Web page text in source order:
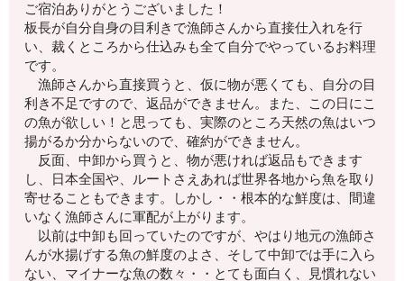
ご宿泊ありがとうございました！
板長が自分自身の目利きで漁師さんから直接仕入れを行
い、裁くところから仕込みも全て自分でやっているお料理
です。
漁師さんから直接買うと、仮に物が悪くても、自分の目
利き不足ですので、返品ができません。また、この日にこ
の魚が欲しい！と思っても、実際のところ天然の魚はいつ
揚がるか分からないので、確約ができません。
反面、中卸から買うと、物が悪ければ返品もできます
し、日本全国や、ルートさえあれば世界各地から魚を取り
寄せることもできます。しかし・・根本的な鮮度は、間違
いなく漁師さんに軍配が上がります。
以前は中卸も回っていたのですが、やはり地元の漁師さ
んが水揚げする魚の鮮度のよさ、そして中卸では手に入ら
ない、マイナーな魚の数々・・とても面白く、見慣れない